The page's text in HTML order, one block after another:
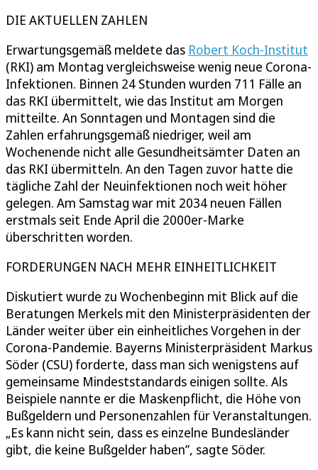
DIE AKTUELLEN ZAHLEN
Erwartungsgemäß meldete das Robert Koch-Institut
(RKI) am Montag vergleichsweise wenig neue Corona-
Infektionen. Binnen 24 Stunden wurden 711 Fälle an
das RKI übermittelt, wie das Institut am Morgen
mitteilte. An Sonntagen und Montagen sind die
Zahlen erfahrungsgemäß niedriger, weil am
Wochenende nicht alle Gesundheitsämter Daten an
das RKI übermitteln. An den Tagen zuvor hatte die
tägliche Zahl der Neuinfektionen noch weit höher
gelegen. Am Samstag war mit 2034 neuen Fällen
erstmals seit Ende April die 2000er-Marke
überschritten worden.
FORDERUNGEN NACH MEHR EINHEITLICHKEIT
Diskutiert wurde zu Wochenbeginn mit Blick auf die
Beratungen Merkels mit den Ministerpräsidenten der
Länder weiter über ein einheitliches Vorgehen in der
Corona-Pandemie. Bayerns Ministerpräsident Markus
Söder (CSU) forderte, dass man sich wenigstens auf
gemeinsame Mindeststandards einigen sollte. Als
Beispiele nannte er die Maskenpflicht, die Höhe von
Bußgeldern und Personenzahlen für Veranstaltungen.
„Es kann nicht sein, dass es einzelne Bundesländer
gibt, die keine Bußgelder haben”, sagte Söder.